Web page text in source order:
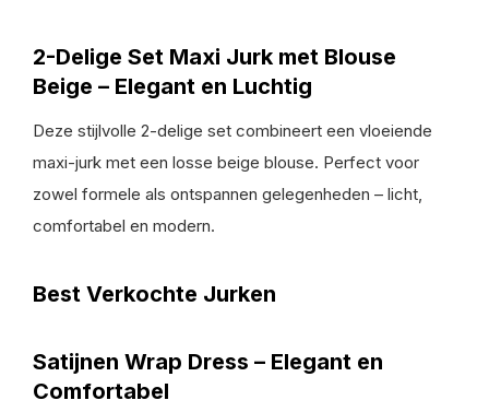
2-Delige Set Maxi Jurk met Blouse
Beige – Elegant en Luchtig
Deze stijlvolle 2-delige set combineert een vloeiende
maxi-jurk met een losse beige blouse. Perfect voor
zowel formele als ontspannen gelegenheden – licht,
comfortabel en modern.
Best Verkochte Jurken
Satijnen Wrap Dress – Elegant en
Comfortabel